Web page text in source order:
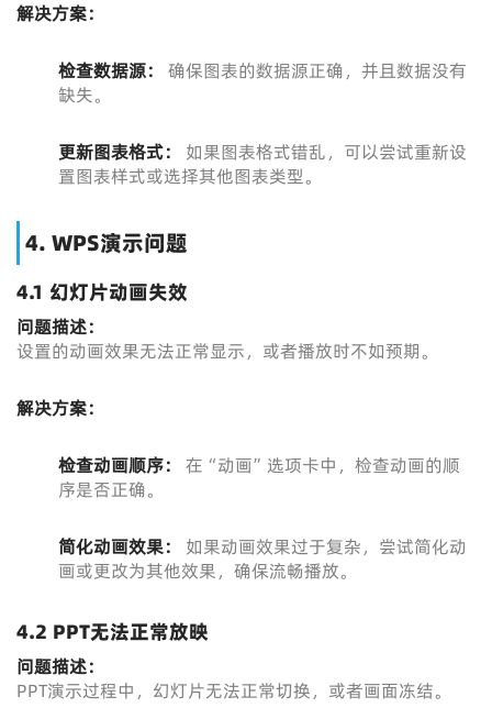
解决方案：
检查数据源：
确保图表的数据源正确，并且数据没有
缺失。
更新图表格式：
如果图表格式错乱，可以尝试重新设
置图表样式或选择其他图表类型。
4. WPS演示问题
4.1 幻灯片动画失效
问题描述：
设置的动画效果无法正常显示，或者播放时不如预期。
解决方案：
检查动画顺序：
在“动画”选项卡中，检查动画的顺
序是否正确。
简化动画效果：
如果动画效果过于复杂，尝试简化动
画或更改为其他效果，确保流畅播放。
4.2 PPT无法正常放映
问题描述：
PPT演示过程中，幻灯片无法正常切换，或者画面冻结。